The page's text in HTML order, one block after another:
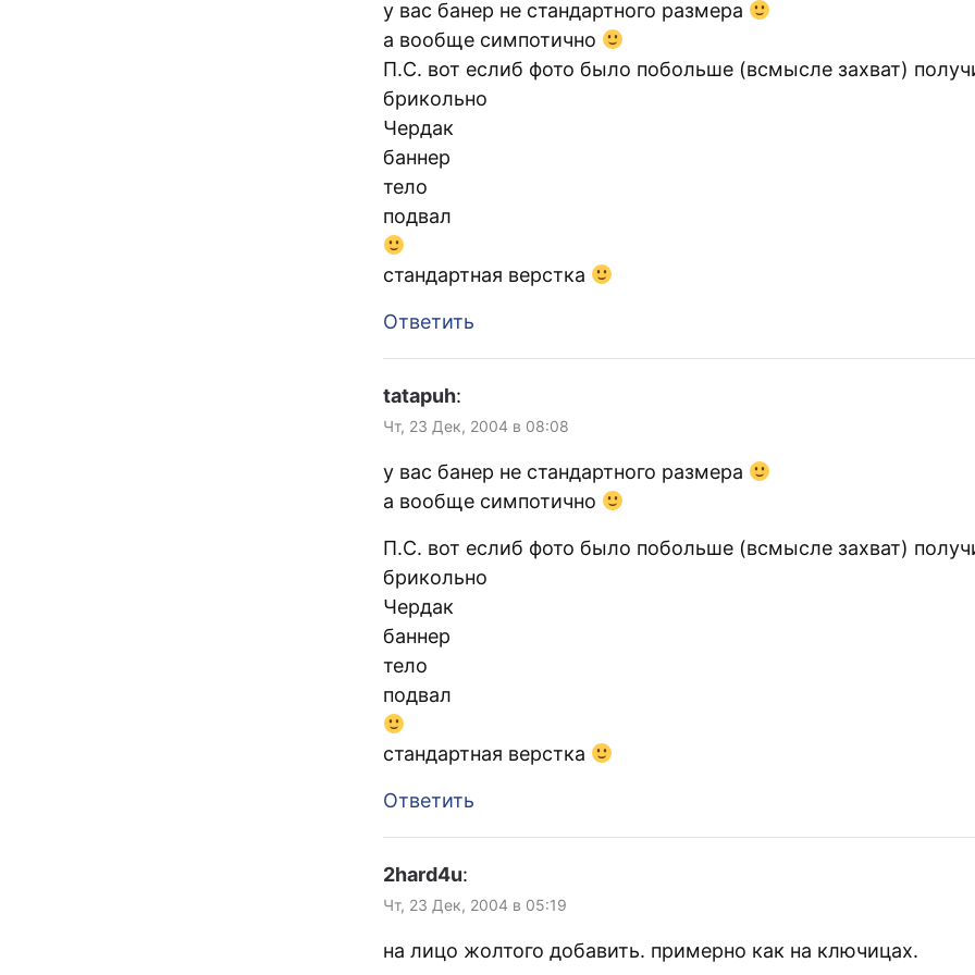
у вас банер не стандартного размера
а вообще симпотично
П.С. вот еслиб фото было побольше (всмысле захват)
брикольно
Чердак
баннер
тело
подвал
стандартная верстка
Ответить
tatapuh:
Чт, 23 Дек, 2004 в 08:08
у вас банер не стандартного размера
а вообще симпотично
П.С. вот еслиб фото было побольше (всмысле захват)
брикольно
Чердак
баннер
тело
подвал
стандартная верстка
Ответить
2hard4u:
Чт, 23 Дек, 2004 в 05:19
на лицо жолтого добавить. примерно как на ключицах.